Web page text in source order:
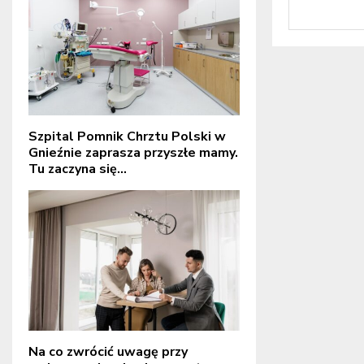
Szpital Pomnik Chrztu Polski w
Gnieźnie zaprasza przyszłe mamy.
Tu zaczyna się...
Na co zwrócić uwagę przy